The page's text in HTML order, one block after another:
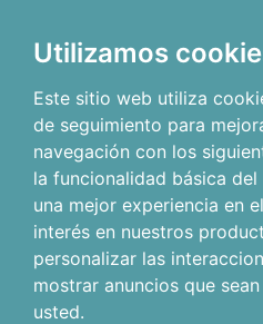
Utilizamos
Este sitio web utiliza
de seguimiento para
navegación con los
la funcionalidad básica
una mejor experiencia en
interés en nuestros
personalizar las
mostrar anuncios que
usted.